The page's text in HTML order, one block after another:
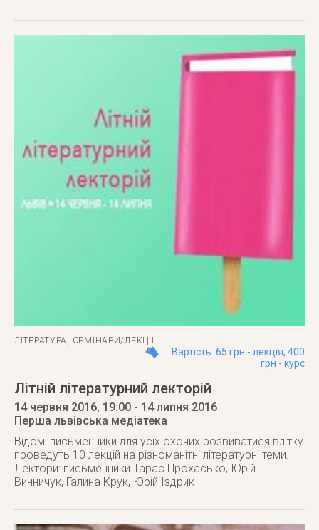
ЛІТЕРАТУРА , СЕМІНАРИ/ЛЕКЦІЇ
Вартість: 65 грн - лекція, 400
грн - курс
Літній літературний лекторій
14 червня 2016, 19:00 - 14 липня 2016
Перша львівська медіатека
Відомі письменники для усіх охочих розвиватися влітку
проведуть 10 лекцій на різноманітні літературні теми.
Лектори: письменники Тарас Прохасько, Юрій
Винничук, Галина Крук, Юрій Іздрик